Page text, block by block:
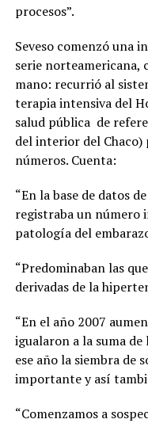
procesos”.
Seveso comenzó una
serie norteamericana,
mano: recurrió al
terapia intensiva del
salud pública de
del interior del Chaco)
números. Cuenta:
“En la base de datos
registraba un número
patología del
“Predominaban las
derivadas de la
“En el año 2007
igualaron a la suma
ese año la siembra de
importante y así
“Comenzamos a